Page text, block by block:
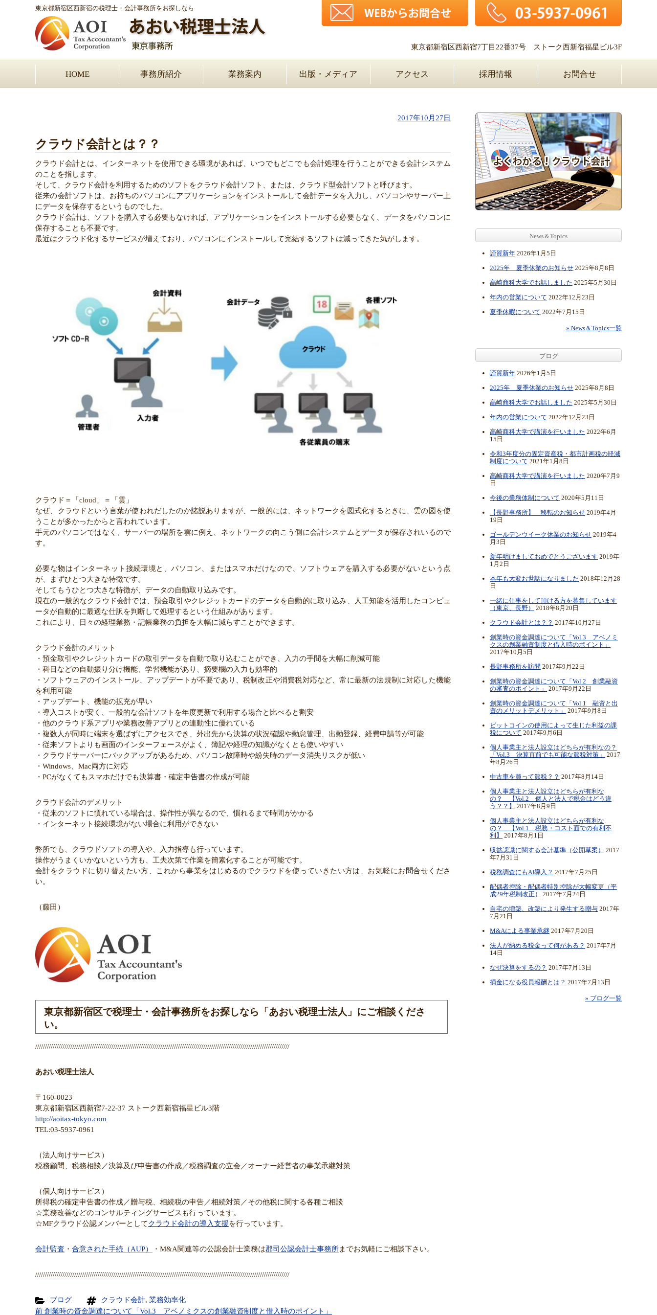
東京都新宿区西新宿の税理士・会計事務所をお探しなら
東京都新宿区西新宿7丁目22番37号 ストーク西新宿福星ビル3F
HOME 事務所紹介 業務案内 出版・メディア アクセス 採用情報 お問合せ
2017年10月27日
クラウド会計とは？？
クラウド会計とは、インターネットを使用できる環境があれば、いつでもどこでも会計処理を行うことができる会計システム
のことを指します。
そして、クラウド会計を利用するためのソフトをクラウド会計ソフト、または、クラウド型会計ソフトと呼びます。
従来の会計ソフトは、お持ちのパソコンにアプリケーションをインストールして会計データを入力し、パソコンやサーバー上
にデータを保存するというものでした。
クラウド会計は、ソフトを購入する必要もなければ、アプリケーションをインストールする必要もなく、データをパソコンに
保存することも不要です。
最近はクラウド化するサービスが増えており、パソコンにインストールして完結するソフトは減ってきた気がします。
クラウド＝「cloud」＝「雲」
なぜ、クラウドという言葉が使われだしたのか諸説ありますが、一般的には、ネットワークを図式化するときに、雲の図を使
うことが多かったからと言われています。
手元のパソコンではなく、サーバーの場所を雲に例え、ネットワークの向こう側に会計システムとデータが保存されいるので
す。
必要な物はインターネット接続環境と、パソコン、またはスマホだけなので、ソフトウェアを購入する必要がないという点
が、まずひとつ大きな特徴です。
そしてもうひとつ大きな特徴が、データの自動取り込みです。
現在の一般的なクラウド会計では、預金取引やクレジットカードのデータを自動的に取り込み、人工知能を活用したコンピュ
ータが自動的に最適な仕訳を判断して処理するという仕組みがあります。
これにより、日々の経理業務・記帳業務の負担を大幅に減らすことができます。
クラウド会計のメリット
・預金取引やクレジットカードの取引データを自動で取り込むことができ、入力の手間を大幅に削減可能
・科目などの自動振り分け機能、学習機能があり、摘要欄の入力も効率的
・ソフトウェアのインストール、アップデートが不要であり、税制改正や消費税対応など、常に最新の法規制に対応した機能
を利用可能
・アップデート、機能の拡充が早い
・導入コストが安く、一般的な会計ソフトを年度更新で利用する場合と比べると割安
・他のクラウド系アプリや業務改善アプリとの連動性に優れている
・複数人が同時に端末を選ばずにアクセスでき、外出先から決算の状況確認や勤怠管理、出勤登録、経費申請等が可能
・従来ソフトよりも画面のインターフェースがよく、簿記や経理の知識がなくとも使いやすい
・クラウドサーバーにバックアップがあるため、パソコン故障時や紛失時のデータ消失リスクが低い
・Windows、Mac両方に対応
・PCがなくてもスマホだけでも決算書・確定申告書の作成が可能
クラウド会計のデメリット
・従来のソフトに慣れている場合は、操作性が異なるので、慣れるまで時間がかかる
・インターネット接続環境がない場合に利用ができない
弊所でも、クラウドソフトの導入や、入力指導も行っています。
操作がうまくいかないという方も、工夫次第で作業を簡素化することが可能です。
会計をクラウドに切り替えたい方、これから事業をはじめるのでクラウドを使っていきたい方は、お気軽にお問合せくださ
い。
（藤田）
東京都新宿区で税理士・会計事務所をお探しなら「あおい税理士法人」にご相談くださ
い。
//////////////////////////////////////////////////////////////////////////////////////////////////////////////////////////////////
あおい税理士法人
〒160-0023
東京都新宿区西新宿7-22-37 ストーク西新宿福星ビル3階
http://aoitax-tokyo.com
TEL:03-5937-0961
（法人向けサービス）
税務顧問、税務相談／決算及び申告書の作成／税務調査の立会／オーナー経営者の事業承継対策
（個人向けサービス）
所得税の確定申告書の作成／贈与税、相続税の申告／相続対策／その他税に関する各種ご相談
☆業務改善などのコンサルティングサービスも行っています。
☆MFクラウド公認メンバーとしてクラウド会計の導入支援を行っています。
会計監査 ・ 合意された手続（AUP） ・M&A関連等の公認会計士業務は郡司公認会計士事務所までお気軽にご相談下さい。
//////////////////////////////////////////////////////////////////////////////////////////////////////////////////////////////////
ブログ クラウド会計, 業務効率化
前 創業時の資金調達について「Vol.3 アベノミクスの創業融資制度と借入時のポイント」
News＆Topics
謹賀新年 2026年1月5日
2025年 夏季休業のお知らせ 2025年8月8日
高崎商科大学でお話しました 2025年5月30日
年内の営業について 2022年12月23日
夏季休暇について 2022年7月15日
» News＆Topics一覧
ブログ
謹賀新年 2026年1月5日
2025年 夏季休業のお知らせ 2025年8月8日
高崎商科大学でお話しました 2025年5月30日
年内の営業について 2022年12月23日
高崎商科大学で講演を行いました 2022年6月
15日
令和3年度分の固定資産税・都市計画税の軽減
制度について 2021年1月8日
高崎商科大学で講演を行いました 2020年7月9
日
今後の業務体制について 2020年5月11日
【長野事務所】 移転のお知らせ 2019年4月
19日
ゴールデンウイーク休業のお知らせ 2019年4
月3日
新年明けましておめでとうございます 2019年
1月2日
本年も大変お世話になりました 2018年12月28
日
一緒に仕事をして頂ける方を募集しています
（東京、長野）
2018年8月20日
クラウド会計とは？？ 2017年10月27日
創業時の資金調達について「Vol.3 アベノミ
クスの創業融資制度と借入時のポイント」
2017年10月5日
長野事務所を訪問 2017年9月22日
創業時の資金調達について「Vol.2 創業融資
の審査のポイント」
2017年9月22日
創業時の資金調達について「Vol.1 融資と出
資のメリットデメリット」
2017年9月8日
ビットコインの使用によって生じた利益の課
税について 2017年9月6日
個人事業主と法人設立はどちらが有利なの？
「Vol.3 決算直前でも可能な節税対策」
2017
年8月26日
中古車を買って節税？？ 2017年8月14日
個人事業主と法人設立はどちらが有利な
の？ 【Vol.2 個人と法人で税金はどう違
う？？】
2017年8月9日
個人事業主と法人設立はどちらが有利な
の？ 【Vol.1 税務・コスト面での有利不
利】
2017年8月1日
収益認識に関する会計基準（公開草案）
2017
年7月31日
税務調査にもAI導入？ 2017年7月25日
配偶者控除・配偶者特別控除が大幅変更（平
成29年税制改正）
2017年7月24日
自宅の増築、改築により発生する贈与 2017年
7月21日
M&Aによる事業承継 2017年7月20日
法人が納める税金って何がある？ 2017年7月
14日
なぜ決算をするの？ 2017年7月13日
損金になる役員報酬とは？ 2017年7月13日
» ブログ一覧